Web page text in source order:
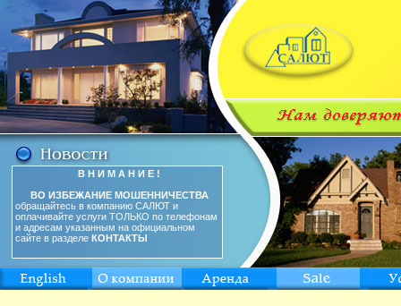
В Н И М А Н И Е !
ВО ИЗБЕЖАНИЕ МОШЕННИЧЕСТВА
обращайтесь в компанию САЛЮТ и
оплачивайте услуги ТОЛЬКО по телефонам
и адресам указанным на официальном
сайте в разделе КОНТАКТЫ